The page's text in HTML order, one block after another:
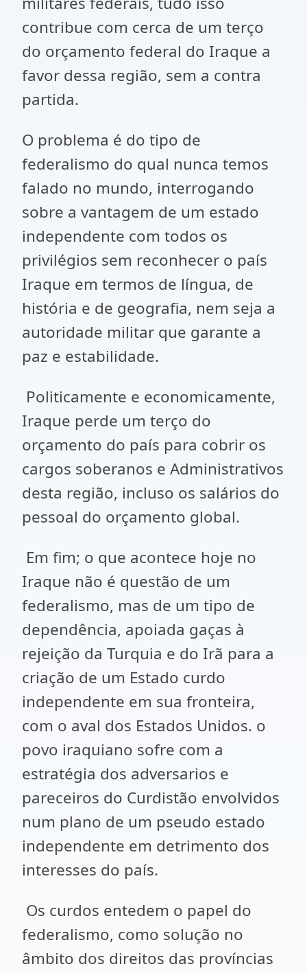
contribue com cerca de um terço
do orçamento federal do Iraque a
favor dessa região, sem a contra
partida.
O problema é do tipo de
federalismo do qual nunca temos
falado no mundo, interrogando
sobre a vantagem de um estado
independente com todos os
privilégios sem reconhecer o país
Iraque em termos de língua, de
história e de geografia, nem seja a
autoridade militar que garante a
paz e estabilidade.
Politicamente e economicamente,
Iraque perde um terço do
orçamento do país para cobrir os
cargos soberanos e Administrativos
desta região, incluso os salários do
pessoal do orçamento global.
Em fim; o que acontece hoje no
Iraque não é questão de um
federalismo, mas de um tipo de
dependência, apoiada gaças à
rejeição da Turquia e do Irã para a
criação de um Estado curdo
independente em sua fronteira,
com o aval dos Estados Unidos. o
povo iraquiano sofre com a
estratégia dos adversarios e
pareceiros do Curdistão envolvidos
num plano de um pseudo estado
independente em detrimento dos
interesses do país.
Os curdos entedem o papel do
federalismo, como solução no
âmbito dos direitos das províncias